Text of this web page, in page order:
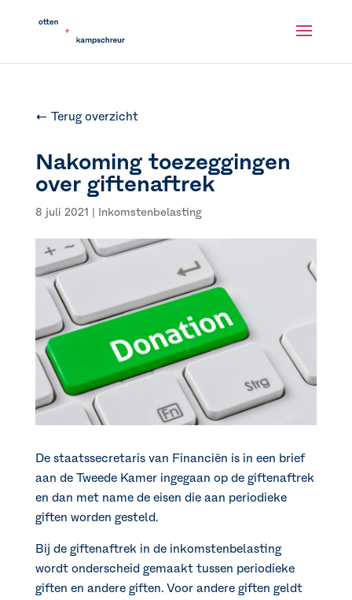
← Terug overzicht
Nakoming toezeggingen
over giftenaftrek
8 juli 2021 | Inkomstenbelasting
De staatssecretaris van Financiën is in een brief
aan de Tweede Kamer ingegaan op de giftenaftrek
en dan met name de eisen die aan periodieke
giften worden gesteld.
Bij de giftenaftrek in de inkomstenbelasting
wordt onderscheid gemaakt tussen periodieke
giften en andere giften. Voor andere giften geldt